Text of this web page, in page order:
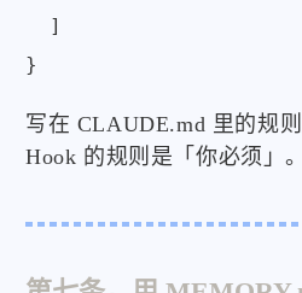
  ]
}
写在 CLAUDE.md 里的规
Hook 的规则是「你必须」